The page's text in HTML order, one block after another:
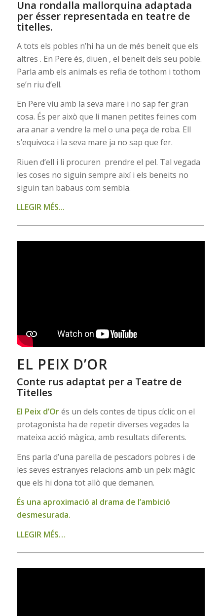
Una rondalla mallorquina adaptada
per ésser representada en teatre de
titelles.
A tots els pobles n’hi ha un de més beneit que els
altres . En Pere és, diuen , el beneit dels seu poble.
Parla amb els animals es refia de tothom i tothom
se’n riu d’ell.
En Pere viu amb la seva mare i no sap fer gran
cosa. És per això que li manen petites feines com
ara anar a vendre la mel o una peça de roba. Ell
s’equivoca i la seva mare ja no sap que fer.
Riuen d’ell i li procuren prendre el pel. Tal vegada
les coses no siguin sempre així i els beneits no
siguin tan babaus com sembla.
LLEGIR MÉS...
EL PEIX D’OR
Conte rus adaptat per a Teatre de
Titelles
El Peix d’Orés un dels contes de tipus cíclic on el
protagonista ha de repetir diverses vegades la
mateixa acció màgica, amb resultats diferents.
Ens parla d’una parella de pescadors pobres i de
les seves estranyes relacions amb un peix màgic
que els hi dona tot allò que demanen.
És una aproximació al drama de l’ambició
desmesurada.
LLEGIR MÉS…